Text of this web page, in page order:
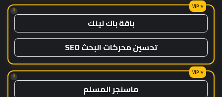
!
باقة باك لينك
تحسين محركات البحث SEO
!
ماسنجر المسلم